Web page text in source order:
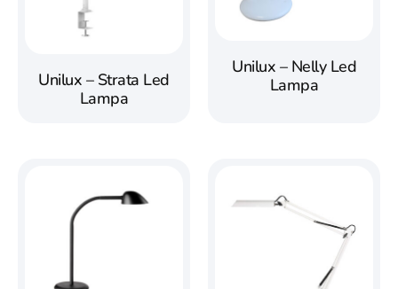
Unilux – Strata Led
Lampa
Unilux – Nelly Led
Lampa